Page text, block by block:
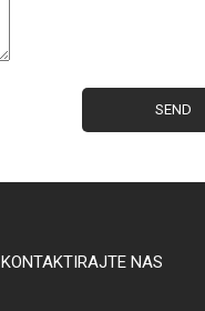
KONTAKTIRAJTE NAS